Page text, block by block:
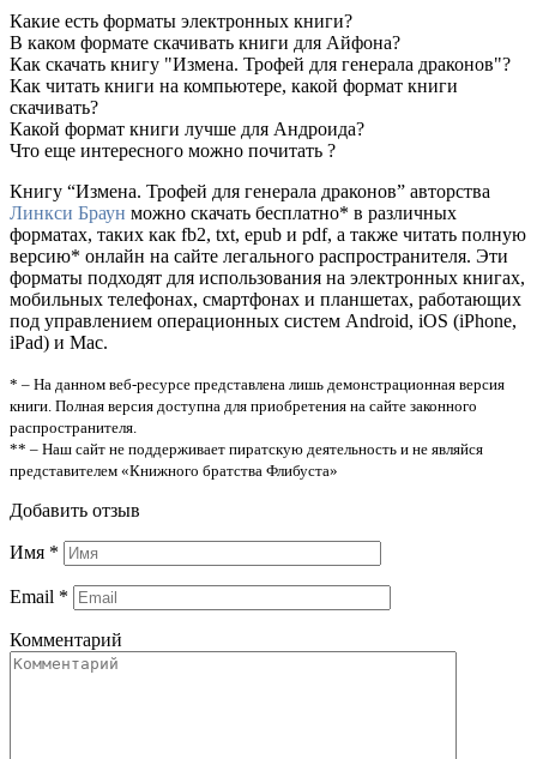
Какие есть форматы электронных книги?
В каком формате скачивать книги для Айфона?
Как скачать книгу "Измена. Трофей для генерала драконов"?
Как читать книги на компьютере, какой формат книги
скачивать?
Какой формат книги лучше для Андроида?
Что еще интересного можно почитать ?
Книгу “Измена. Трофей для генерала драконов” авторства
Линкси Браун можно скачать бесплатно* в различных
форматах, таких как fb2, txt, epub и pdf, а также читать полную
версию* онлайн на сайте легального распространителя. Эти
форматы подходят для использования на электронных книгах,
мобильных телефонах, смартфонах и планшетах, работающих
под управлением операционных систем Android, iOS (iPhone,
iPad) и Mac.
* – На данном веб-ресурсе представлена лишь демонстрационная версия
книги. Полная версия доступна для приобретения на сайте законного
распространителя.
** – Наш сайт не поддерживает пиратскую деятельность и не являйся
представителем «Книжного братства Флибуста»
Добавить отзыв
Имя *
Email *
Комментарий